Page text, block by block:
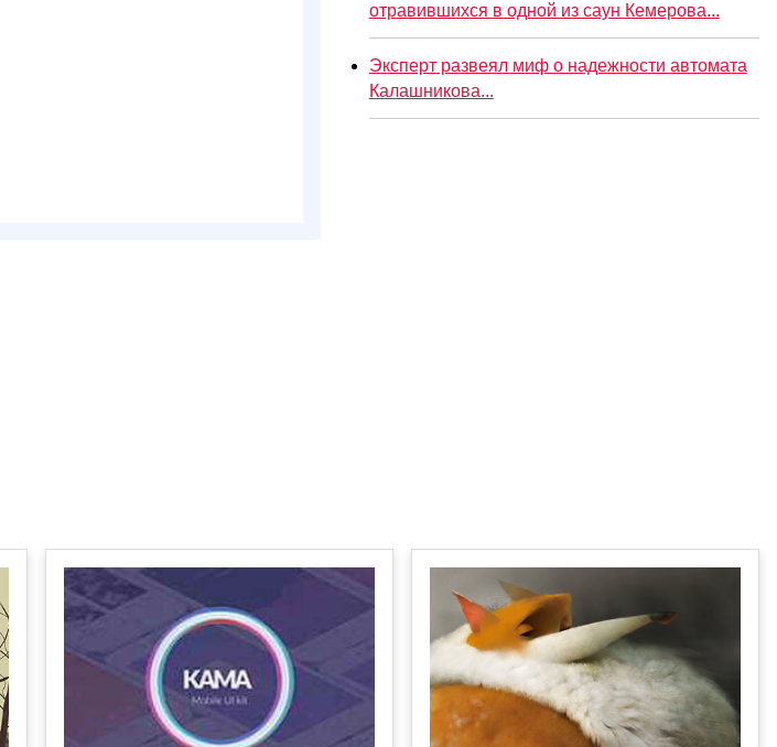
отравившихся в одной из саун Кемерова...
Эксперт развеял миф о надежности автомата
Калашникова...